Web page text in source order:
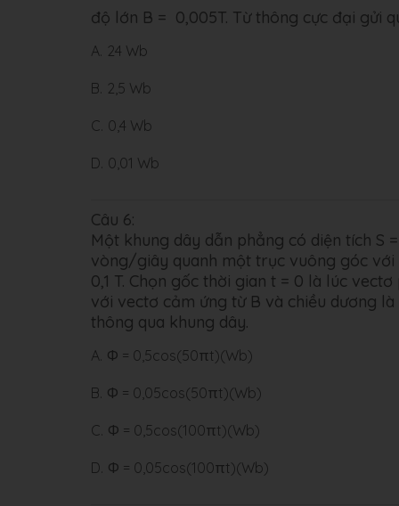
độ lớn B = 0,005T. Từ thông cực đại gửi
A. 24 Wb
B. 2,5 Wb
C. 0,4 Wb
D. 0,01 Wb
Câu 6:
Một khung dây dẫn phẳng có diện tích S
vòng/giây quanh một trục vuông góc
0,1 T. Chọn gốc thời gian t = 0 là lúc
với vectơ cảm ứng từ B và chiều dương
thông qua khung dây.
A. Φ = 0,5cos(50πt)(Wb)
B. Φ = 0,05cos(50πt)(Wb)
C. Φ = 0,5cos(100πt)(Wb)
D. Φ = 0,05cos(100πt)(Wb)